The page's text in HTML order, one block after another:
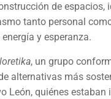
de
tanto personal
y esperanza.
, un grupo
alternativas más
León, quiénes